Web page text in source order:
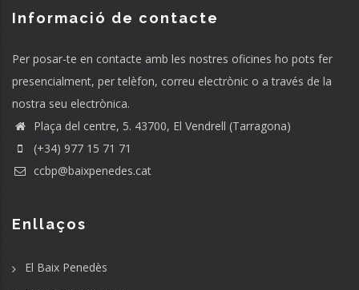
Informació de contacte
Per posar-te en contacte amb les nostres oficines ho pots fer
presencialment, per telèfon, correu electrònic o a través de la
nostra seu electrònica.
Plaça del centre, 5. 43700, El Vendrell (Tarragona)
(+34) 977 15 71 71
ccbp@baixpenedes.cat
Enllaços
El Baix Penedès